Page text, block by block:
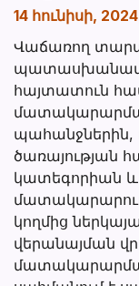
14 հունիսի,
Վաճառող
հայտատուն
պահանջներին,
կատեգորիան
կողմից
վերանայման